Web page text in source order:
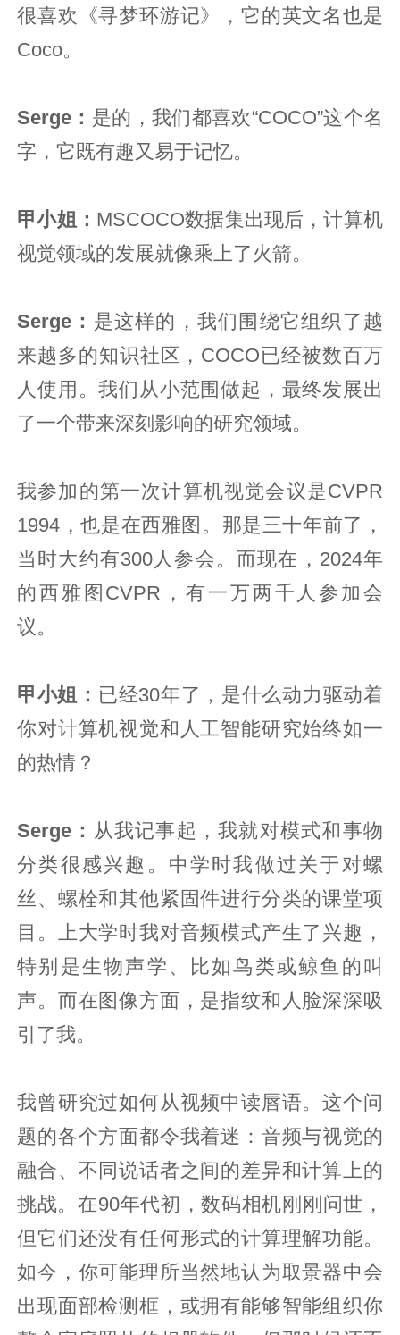
很喜欢《寻梦环游记》，它的英文名也是
Coco。
Serge： 是的，我们都喜欢“COCO”这个名
字，它既有趣又易于记忆。
甲小姐： MSCOCO数据集出现后，计算机
视觉领域的发展就像乘上了火箭。
Serge： 是这样的，我们围绕它组织了越
来越多的知识社区，COCO已经被数百万
人使用。我们从小范围做起，最终发展出
了一个带来深刻影响的研究领域。
我参加的第一次计算机视觉会议是CVPR
1994，也是在西雅图。那是三十年前了，
当时大约有300人参会。而现在，2024年
的西雅图CVPR，有一万两千人参加会
议。
甲小姐： 已经30年了，是什么动力驱动着
你对计算机视觉和人工智能研究始终如一
的热情？
Serge： 从我记事起，我就对模式和事物
分类很感兴趣。中学时我做过关于对螺
丝、螺栓和其他紧固件进行分类的课堂项
目。上大学时我对音频模式产生了兴趣，
特别是生物声学、比如鸟类或鲸鱼的叫
声。而在图像方面，是指纹和人脸深深吸
引了我。
我曾研究过如何从视频中读唇语。这个问
题的各个方面都令我着迷：音频与视觉的
融合、不同说话者之间的差异和计算上的
挑战。在90年代初，数码相机刚刚问世，
但它们还没有任何形式的计算理解功能。
如今，你可能理所当然地认为取景器中会
出现面部检测框，或拥有能够智能组织你